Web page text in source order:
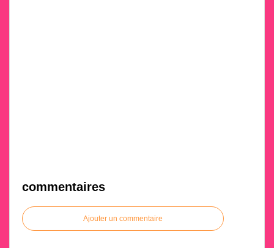
commentaires
Ajouter un commentaire